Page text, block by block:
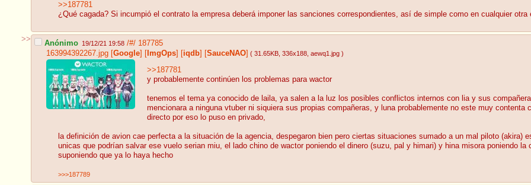
>>187781
¿Qué cagada? Si incumpió el contrato la empresa deberá imponer las sanciones correspondientes, así de simple como en cualquier otra
>> Anónimo 19/12/21 19:58 /#/ 187785
163994392267.jpg [Google] [ ImgOps] [iqdb] [SauceNAO] ( 31.65KB , 336x188 , aewq1.jpg )
>>187781
y probablemente continúen los problemas para wactor
tenemos el tema ya conocido de laila, ya salen a la luz los posibles conflictos internos con lia y sus
mencionara a ninguna vtuber ni siquiera sus propias compañeras, y luna probablemente no este muy
directo por eso lo puso en privado,
la definición de avion cae perfecta a la situación de la agencia, despegaron bien pero ciertas situaciones sumado a un mal piloto (akira)
unicas que podrían salvar ese vuelo serian miu, el lado chino de wactor poniendo el dinero (suzu, pal y himari) y hina misora poniendo
suponiendo que ya lo haya hecho
>>>187789